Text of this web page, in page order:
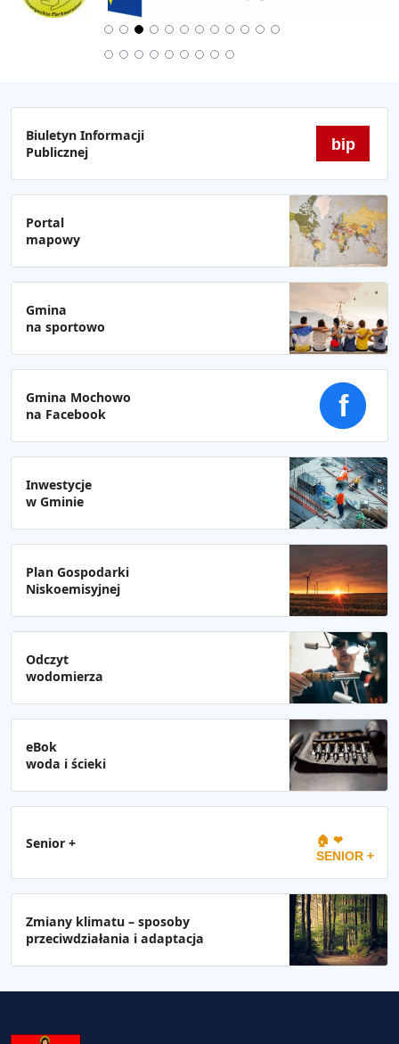
Biuletyn Informacji
Publicznej
bip
Portal
mapowy
Gmina
na sportowo
Gmina Mochowo
na Facebook
f
Inwestycje
w Gminie
Plan Gospodarki
Niskoemisyjnej
Odczyt
wodomierza
eBok
woda i ścieki
Senior + 🏠 ❤
SENIOR +
Zmiany klimatu – sposoby
przeciwdziałania i adaptacja